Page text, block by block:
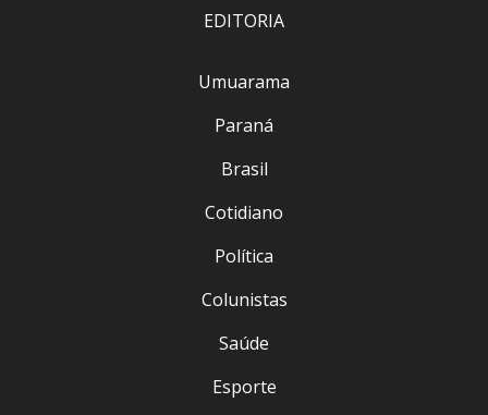
EDITORIA
Umuarama
Paraná
Brasil
Cotidiano
Política
Colunistas
Saúde
Esporte